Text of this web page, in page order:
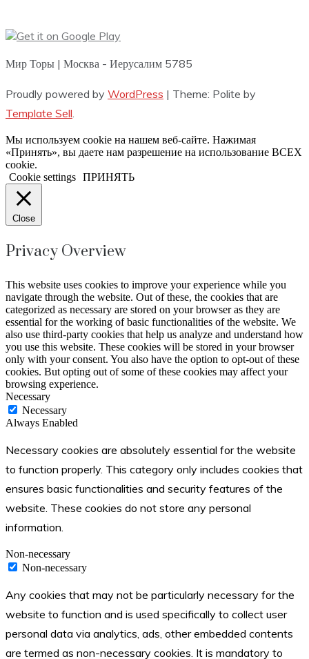
Мир Торы | Москва - Иерусалим 5785
Proudly powered by WordPress | Theme: Polite by
Template Sell
Мы используем cookie на нашем веб-сайте. Нажимая
«Принять», вы даете нам разрешение на использование ВСЕХ
cookie.
Cookie settings ПРИНЯТЬ
Close
Privacy Overview
This website uses cookies to improve your experience while you
navigate through the website. Out of these, the cookies that are
categorized as necessary are stored on your browser as they are
essential for the working of basic functionalities of the website. We
also use third-party cookies that help us analyze and understand how
you use this website. These cookies will be stored in your browser
only with your consent. You also have the option to opt-out of these
cookies. But opting out of some of these cookies may affect your
browsing experience.
Necessary
Necessary
Always Enabled
Necessary cookies are absolutely essential for the website
to function properly. This category only includes cookies that
ensures basic functionalities and security features of the
website. These cookies do not store any personal
information.
Non-necessary
Non-necessary
Any cookies that may not be particularly necessary for the
website to function and is used specifically to collect user
personal data via analytics, ads, other embedded contents
are termed as non-necessary cookies. It is mandatory to